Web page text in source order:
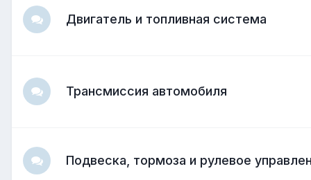
Двигатель и топливная система
Трансмиссия автомобиля
Подвеска, тормоза и рулевое